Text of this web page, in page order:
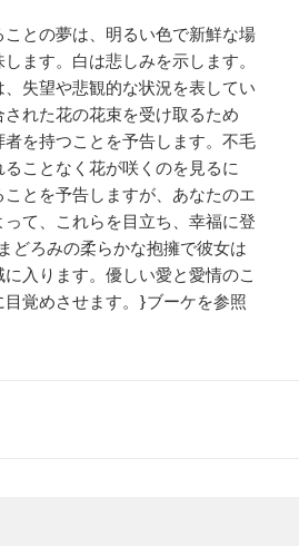
との夢は、明るい色で新鮮な場
ます。白は悲しみを示します。
失望や悲観的な状況を表してい
れた花の花束を受け取るため
を持つことを予告します。不毛
ことなく花が咲くのを見るに
とを予告しますが、あなたのエ
て、これらを目立ち、幸福に登
どろみの柔らかな抱擁で彼女は
入ります。優しい愛と愛情のこ
目覚めさせます。}ブーケを参照